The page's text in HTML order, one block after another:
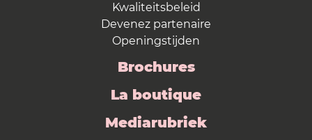
Kwaliteitsbeleid
Devenez partenaire
Openingstijden
Brochures
La boutique
Mediarubriek